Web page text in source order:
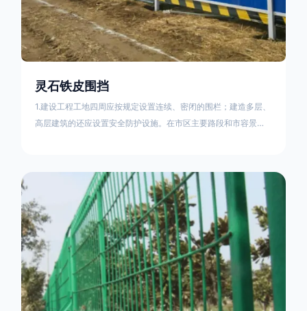
灵石铁皮围挡
1.建设工程工地四周应按规定设置连续、密闭的围栏；建造多层、
高层建筑的还应设置安全防护设施。在市区主要路段和市容景观
料应保证围栏稳固、整洁、美观。市政工程项目工地，可按工程
进度分段设置围栏或按规定使用统一的连续性护栏设施。施工单
位不得在工地围栏外堆放建筑材料、垃圾和工程渣土。在